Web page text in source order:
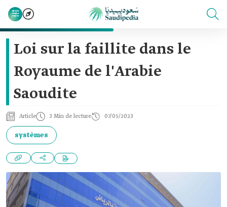
Loi sur la faillite dans le
Royaume de l'Arabie
Saoudite
Article 3 Min de lecture 07/05/2023
systèmes